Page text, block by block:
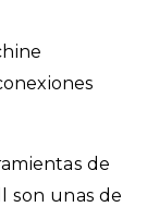
de
son unas de